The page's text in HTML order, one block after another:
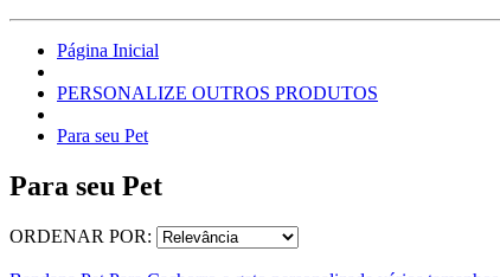
Página Inicial
PERSONALIZE OUTROS PRODUTOS
Para seu Pet
Para seu Pet
ORDENAR POR: